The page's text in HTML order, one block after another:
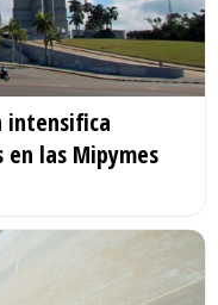
intensifica
las Mipymes